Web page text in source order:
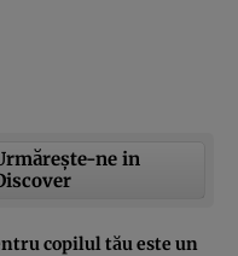
ne in
copilul tău este un